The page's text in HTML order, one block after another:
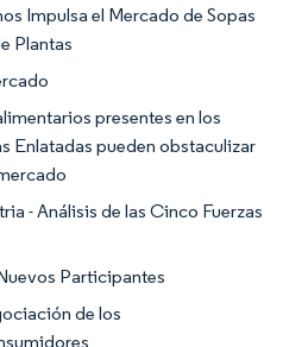
Impulsa el Mercado de Sopas
Plantas
presentes en los
Enlatadas pueden obstaculizar
- Análisis de las Cinco Fuerzas
Participantes
de los